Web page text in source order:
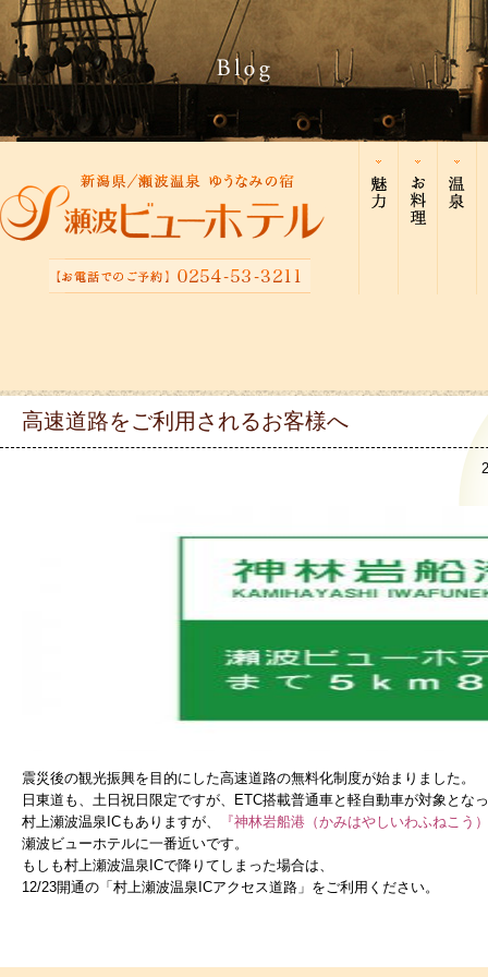
高速道路をご利用されるお客様へ
震災後の観光振興を目的にした高速道路の無料化制度が始まりました。
日東道も、土日祝日限定ですが、ETC搭載普通車と軽自動車が対象とな
村上瀬波温泉ICもありますが、
『神林岩船港（かみはやしいわふねこう
瀬波ビューホテルに一番近いです。
もしも村上瀬波温泉ICで降りてしまった場合は、
12/23開通の「村上瀬波温泉ICアクセス道路」をご利用ください。